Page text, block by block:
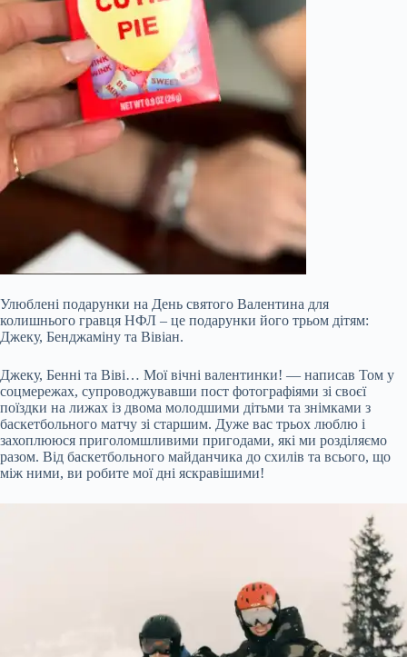
Улюблені подарунки на День святого Валентина для
колишнього гравця НФЛ – це подарунки його трьом дітям:
Джеку, Бенджаміну та Вівіан.
Джеку, Бенні та Віві… Мої вічні валентинки! — написав Том у
соцмережах, супроводжувавши пост фотографіями зі своєї
поїздки на лижах із двома молодшими дітьми та знімками з
баскетбольного матчу зі старшим. Дуже вас трьох люблю і
захоплююся приголомшливими пригодами, які ми розділяємо
разом. Від баскетбольного майданчика до схилів та всього, що
між ними, ви робите мої дні яскравішими!